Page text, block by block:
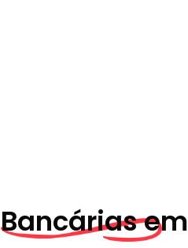
Bancárias em